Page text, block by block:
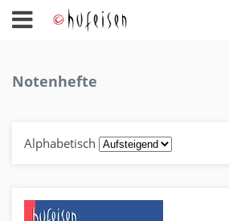
Notenhefte
Alphabetisch